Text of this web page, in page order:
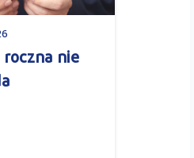
roczna nie